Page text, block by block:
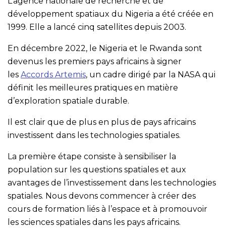
développement spatiaux du Nigeria a été créée en
1999. Elle a lancé cinq satellites depuis 2003.
En décembre 2022, le Nigeria et le Rwanda sont
devenus les premiers pays africains à signer
les Accords Artemis, un cadre dirigé par la NASA qui
définit les meilleures pratiques en matière
d’exploration spatiale durable.
Il est clair que de plus en plus de pays africains
investissent dans les technologies spatiales.
La première étape consiste à sensibiliser la
population sur les questions spatiales et aux
avantages de l’investissement dans les technologies
spatiales. Nous devons commencer à créer des
cours de formation liés à l’espace et à promouvoir
les sciences spatiales dans les pays africains.